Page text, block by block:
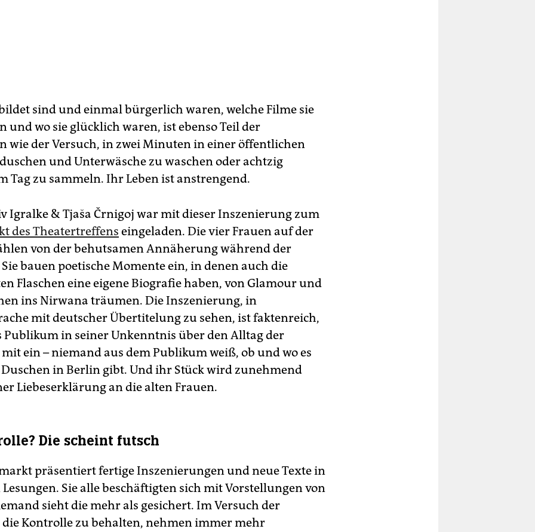
sind und einmal bürgerlich waren, welche Filme sie
und wo sie glücklich waren, ist ebenso Teil der
wie der Versuch, in zwei Minuten in einer öffentlichen
und Unterwäsche zu waschen oder achtzig
Tag zu sammeln. Ihr Leben ist anstrengend.
Igralke & Tjaša Črnigoj war mit dieser Inszenierung zum
des Theatertreffens eingeladen. Die vier Frauen auf der
von der behutsamen Annäherung während der
Sie bauen poetische Momente ein, in denen auch die
Flaschen eine eigene Biografie haben, von Glamour und
ins Nirwana träumen. Die Inszenierung, in
mit deutscher Übertitelung zu sehen, ist faktenreich,
Publikum in seiner Unkenntnis über den Alltag der
ein – niemand aus dem Publikum weiß, ob und wo es
in Berlin gibt. Und ihr Stück wird zunehmend
Liebeserklärung an die alten Frauen.
Die scheint futsch
präsentiert fertige Inszenierungen und neue Texte in
Lesungen. Sie alle beschäftigten sich mit Vorstellungen von
sieht die mehr als gesichert. Im Versuch der
die Kontrolle zu behalten, nehmen immer mehr